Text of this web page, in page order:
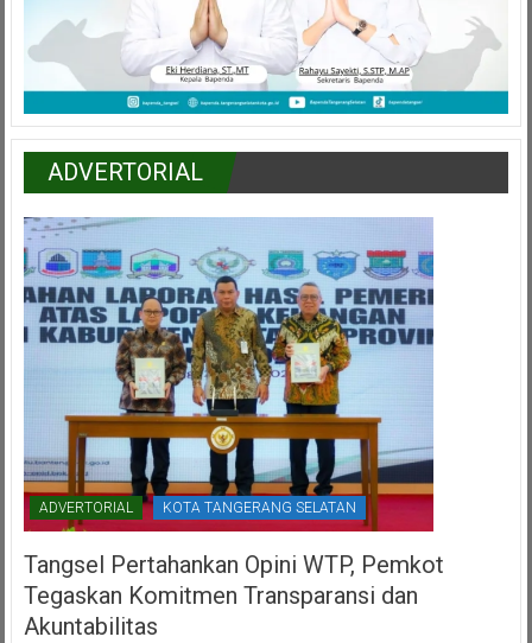
ADVERTORIAL
ADVERTORIAL KOTA TANGERANG SELATAN
Tangsel Pertahankan Opini WTP, Pemkot
Tegaskan Komitmen Transparansi dan
Akuntabilitas